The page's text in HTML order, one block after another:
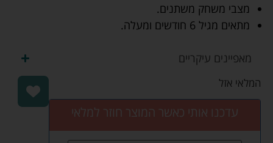
מצבי משחק משתנים.
מתאים מגיל 6 חודשים ומעלה.
מאפיינים עיקריים
המלאי אזל
עדכנו אותי כאשר המוצר חוזר למלאי